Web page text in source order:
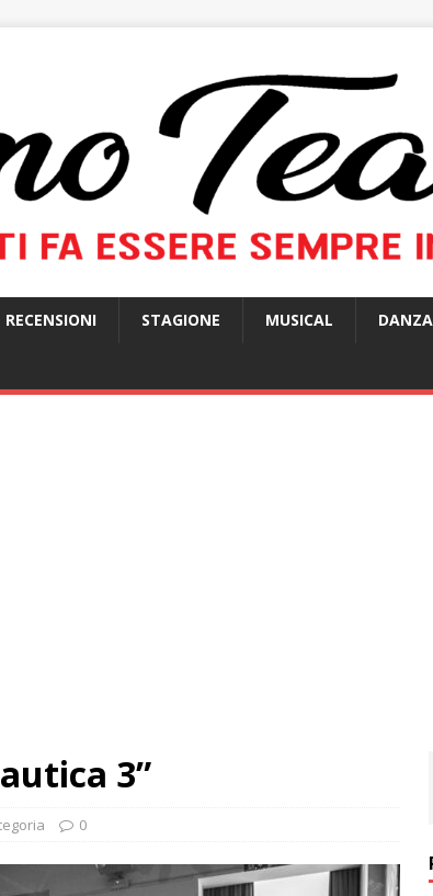
RECENSIONI STAGIONE MUSICAL DANZA
3”
0